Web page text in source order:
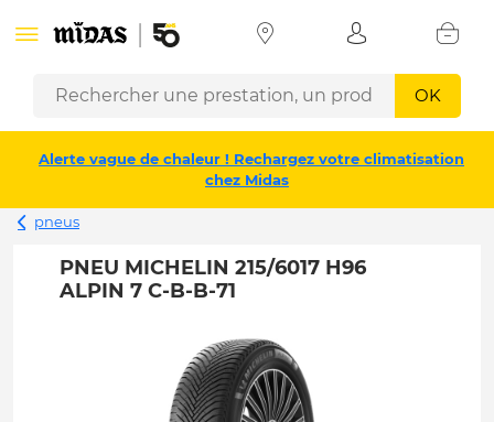
OK
Alerte vague de chaleur ! Rechargez votre climatisation
chez Midas
pneus
PNEU MICHELIN 215/6017 H96
ALPIN 7 C-B-B-71